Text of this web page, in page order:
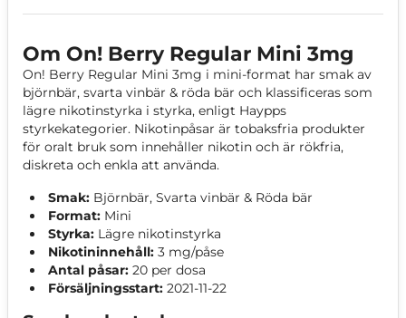
Om On! Berry Regular Mini 3mg
On! Berry Regular Mini 3mg i mini-format har smak av
björnbär, svarta vinbär & röda bär och klassificeras som
lägre nikotinstyrka i styrka, enligt Haypps
styrkekategorier. Nikotinpåsar är tobaksfria produkter
för oralt bruk som innehåller nikotin och är rökfria,
diskreta och enkla att använda.
Smak: Björnbär, Svarta vinbär & Röda bär
Format: Mini
Styrka: Lägre nikotinstyrka
Nikotininnehåll: 3 mg/påse
Antal påsar: 20 per dosa
Försäljningsstart: 2021-11-22